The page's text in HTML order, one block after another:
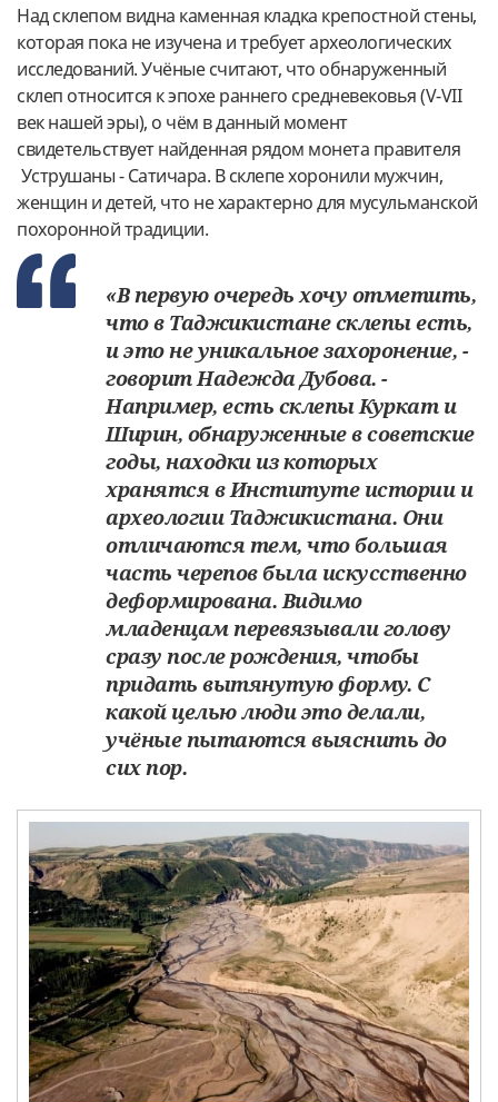
Над склепом видна каменная кладка крепостной стены,
которая пока не изучена и требует археологических
исследований. Учёные считают, что обнаруженный
склеп относится к эпохе раннего средневековья (V-VII
век нашей эры), о чём в данный момент
свидетельствует найденная рядом монета правителя
Уструшаны - Сатичара. В склепе хоронили мужчин,
женщин и детей, что не характерно для мусульманской
похоронной традиции.
«В первую очередь хочу отметить,
что в Таджикистане склепы есть,
и это не уникальное захоронение, -
говорит Надежда Дубова. -
Например, есть склепы Куркат и
Ширин, обнаруженные в советские
годы, находки из которых
хранятся в Институте истории и
археологии Таджикистана. Они
отличаются тем, что большая
часть черепов была искусственно
деформирована. Видимо
младенцам перевязывали голову
сразу после рождения, чтобы
придать вытянутую форму. С
какой целью люди это делали,
учёные пытаются выяснить до
сих пор.